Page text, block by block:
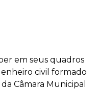
em seus quadros
civil formado
Câmara Municipal